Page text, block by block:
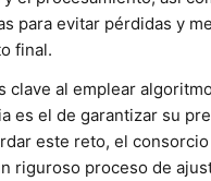
para evitar pérdidas y
final.
clave al emplear
es el de garantizar su
este reto, el
riguroso proceso de